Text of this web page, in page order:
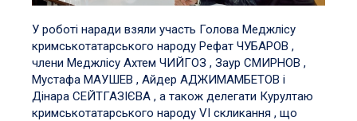
У роботі наради взяли участь Голова Меджлісу
кримськотатарського народу Рефат ЧУБАРОВ ,
члени Меджлісу Ахтем ЧИЙГОЗ , Заур СМИРНОВ ,
Мустафа МАУШЕВ , Айдер АДЖИМАМБЕТОВ і
Дінара СЕЙТГАЗІЄВА , а також делегати Курултаю
кримськотатарського народу VI скликання , що